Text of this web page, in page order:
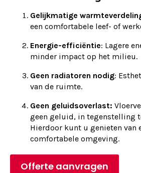
Gelijkmatige
een comfortabele leef- of
Energie-efficiëntie: Lagere
minder impact op het milieu.
Geen radiatoren nodig:
van de ruimte.
Geen geluidsoverlast:
geen geluid, in tegenstelling
Hierdoor kunt u genieten van
comfortabele omgeving.
Offerte aanvragen